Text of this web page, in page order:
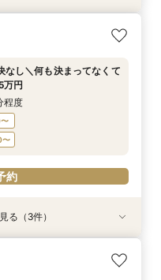
挙式料全額プレゼント！
〜
約
典35,000円分ギフト券付
て◎
〜
約
ットホームなパーティがお
のご相談会 マイナビ限
程度
〜
約
なし＼何も決まってなくて
円
程度
〜
約
挙式料全額プレゼント！
典35,000円分ギフト券付
て◎
ットホームなパーティがお
のご相談会 マイナビ限
る（3件）